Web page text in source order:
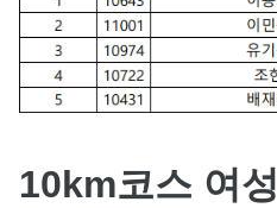
10km코스 여성